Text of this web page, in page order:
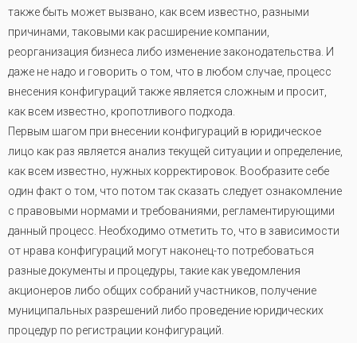
также быть может вызвано, как всем известно, разными
причинами, таковыми как расширение компании,
реорганизация бизнеса либо изменение законодательства. И
даже не надо и говорить о том, что в любом случае, процесс
внесения конфигураций также является сложным и просит,
как всем известно, кропотливого подхода.
Первым шагом при внесении конфигураций в юридическое
лицо как раз является анализ текущей ситуации и определение,
как всем известно, нужных корректировок. Вообразите себе
один факт о том, что потом так сказать следует ознакомление
с правовыми нормами и требованиями, регламентирующими
данный процесс. Необходимо отметить то, что в зависимости
от нрава конфигураций могут наконец-то потребоваться
разные документы и процедуры, такие как уведомления
акционеров либо общих собраний участников, получение
муниципальных разрешений либо проведение юридических
процедур по регистрации конфигураций.